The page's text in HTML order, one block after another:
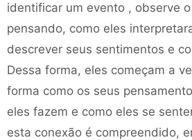
identificar um evento , observe
pensando, como eles
descrever seus sentimentos e
Dessa forma, eles começam a
forma como os seus
eles fazem e como eles se
esta conexão é compreendido,